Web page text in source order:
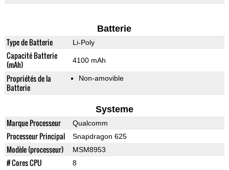
Batterie
Type de Batterie Li-Poly
Capacité Batterie
(mAh)
4100 mAh
Propriétés de la
Batterie
Non-amovible
Systeme
Marque Processeur Qualcomm
Processeur Principal Snapdragon 625
Modèle (processeur) MSM8953
# Cores CPU 8